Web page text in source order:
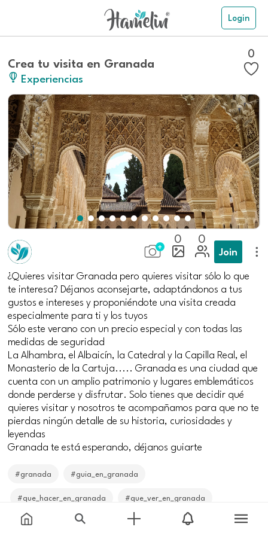
Login
Crea tu visita en Granada
Experiencias
0
0 0
Join
¿Quieres visitar Granada pero quieres visitar sólo lo que
te interesa? Déjanos aconsejarte, adaptándonos a tus
gustos e intereses y proponiéndote una visita creada
especialmente para ti y los tuyos
Sólo este verano con un precio especial y con todas las
medidas de seguridad
La Alhambra, el Albaicín, la Catedral y la Capilla Real, el
Monasterio de la Cartuja..... Granada es una ciudad que
cuenta con un amplio patrimonio y lugares emblemáticos
donde perderse y disfrutar. Solo tienes que decidir qué
quieres visitar y nosotros te acompañamos para que no te
pierdas ningún detalle de su historia, curiosidades y
leyendas
Granada te está esperando, déjanos guiarte
#granada #guia_en_granada
#que_hacer_en_granada #que_ver_en_granada
#que_visitar_en_granada #visitas_guiadas_en_granada